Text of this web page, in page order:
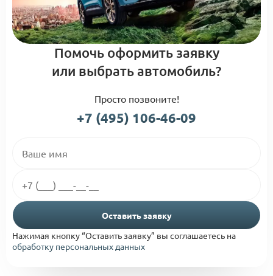
Помочь оформить заявку
или выбрать автомобиль?
Просто позвоните!
+7 (495) 106-46-09
Оставить заявку
Нажимая кнопку “Оставить заявку” вы соглашаетесь на
обработку персональных данных